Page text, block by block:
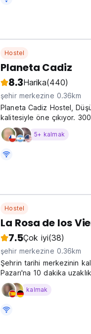
Hostel
Planeta Cadiz
8.3Harika(440)
şehir merkezine 0.36km
Planeta Cadiz Hostel,
kalitesiyle öne çıkıyor.
5+ kalmak
Hostel
La Rosa de los
7.5Çok iyi(38)
şehir merkezine 0.36km
Şehrin tarihi merkezinin
Pazarı'na 10 dakika
terası olan küçük, tek
konaklayabilirsiniz: 6 kişilik
kalmak